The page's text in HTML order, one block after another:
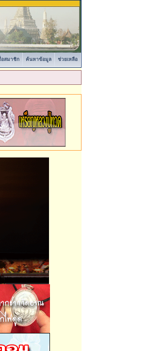
ช่วยเหลือ
ค้นหาข้อมูล
อสมาชิก